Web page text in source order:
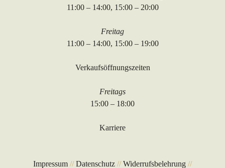
11:00 – 14:00, 15:00 – 20:00
Freitag
11:00 – 14:00, 15:00 – 19:00
Verkaufsöffnungszeiten
Freitags
15:00 – 18:00
Karriere
Impressum //Datenschutz //Widerrufsbelehrung //